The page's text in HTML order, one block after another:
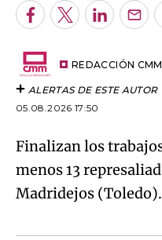
Facebook
TwitterLinkedIn
REDACCIÓN CMM
ALERTAS DE ESTE AUTOR
05.08.2026 17:50
Finalizan los
menos 13
Madridejos (Toledo).